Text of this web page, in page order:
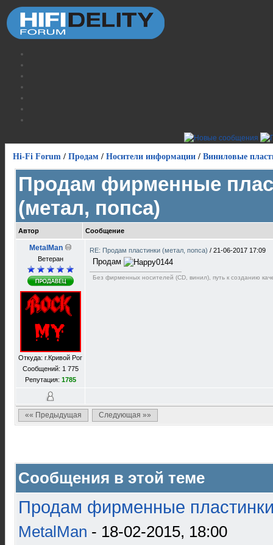
Hi-Fi Forum / Продам / Носители информации / Виниловые
Продам фирменные
(метал, попса)
Автор Сообщение
MetalMan
Ветеран
Откуда: г.Кривой Рог
Сообщений: 1 775
Репутация: 1785
RE: Продам пластинки (метал, попса) / 21-06-2017 17:09
Продам
Без фирменных носителей (CD, винил), путь к созданию
«« Предыдущая Следующая »»
Сообщения в этой теме
Продам фирменные
MetalMan - 18-02-2015, 18:00